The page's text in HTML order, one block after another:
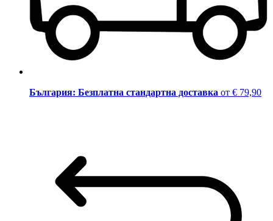
България: Безплатна стандартна доставка от € 79,90